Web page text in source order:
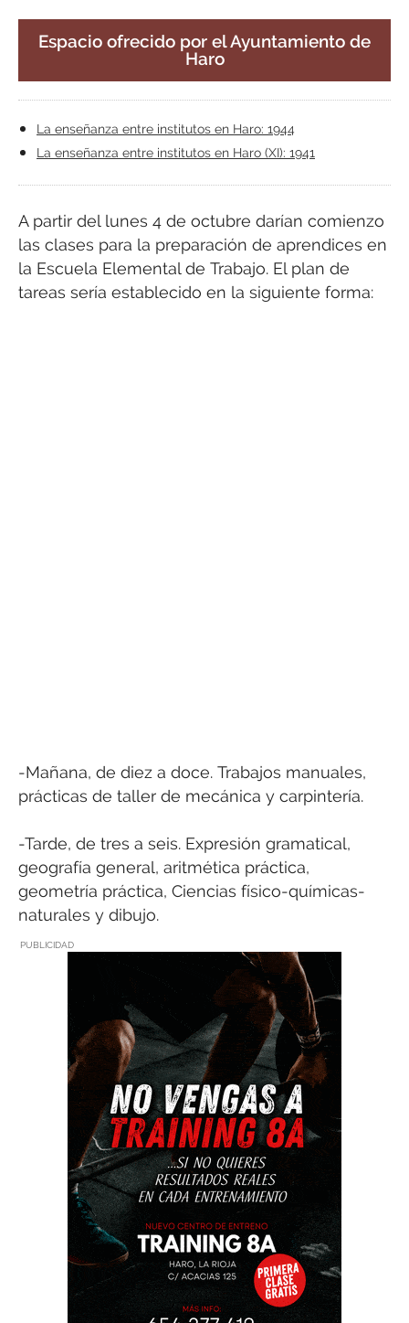
Espacio ofrecido por el Ayuntamiento de
Haro
La enseñanza entre institutos en Haro: 1944
La enseñanza entre institutos en Haro (XI): 1941
A partir del lunes 4 de octubre darían comienzo
las clases para la preparación de aprendices en
la Escuela Elemental de Trabajo. El plan de
tareas sería establecido en la siguiente forma:
-Mañana, de diez a doce. Trabajos manuales,
prácticas de taller de mecánica y carpintería.
-Tarde, de tres a seis. Expresión gramatical,
geografía general, aritmética práctica,
geometría práctica, Ciencias físico-químicas-
naturales y dibujo.
PUBLICIDAD